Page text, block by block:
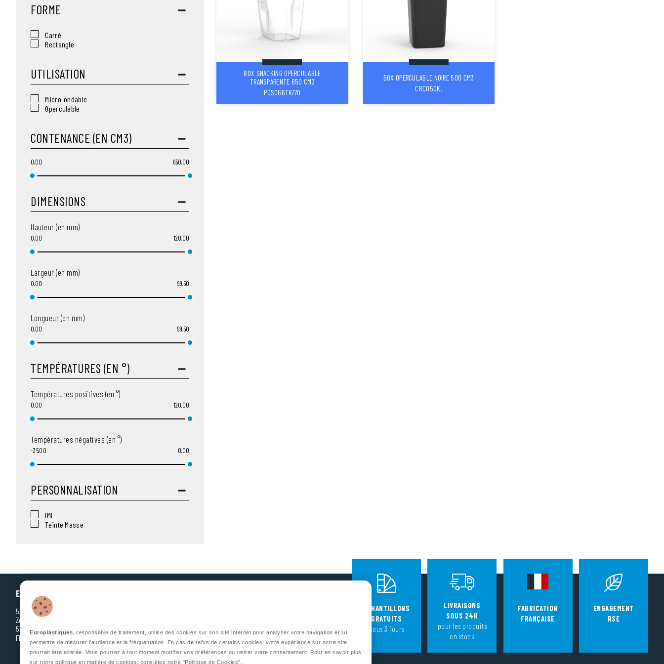
FORME
Carré
Rectangle
UTILISATION
Micro-ondable
Operculable
CONTENANCE (EN CM3)
0.00 650.00
DIMENSIONS
Hauteur (en mm)
0.00 120.00
Largeur (en mm)
0.00 99.50
Longueur (en mm)
0.00 99.50
TEMPÉRATURES (EN °)
Températures positives (en °)
0.00 120.00
Températures négatives (en °)
-35.00 0.00
PERSONNALISATION
IML
Teinte Masse
BOX SNACKING OPERCULABLE
TRANSPARENTE 650 CM3
POS066TR/70
BOX OPERCULABLE NOIRE 500 CM3
CBC050K.
EUROPLASTIQUES
5, Rue Jean Dausset
Zone d’Activité des Grands Prés
53810 CHANGÉ
FRANCE
CONTACTEZ-NOUS
ÉCHANTILLONS
GRATUITS
Sous 3 jours
LIVRAISONS
SOUS 24H
pour les produits
en stock
FABRICATION
FRANÇAISE
ENGAGEMENT
RSE
Europlastiques , responsable de traitement, utilise des cookies sur son site internet pour analyser votre navigation et lui
permettre de mesurer l'audience et la fréquentation. En cas de refus de certains cookies, votre expérience sur notre site
pourrait être altérée. Vous pourrez à tout moment modifier vos préférences ou retirer votre consentement. Pour en savoir plus
sur notre politique en matière de cookies, consultez notre "Politique de Cookies"